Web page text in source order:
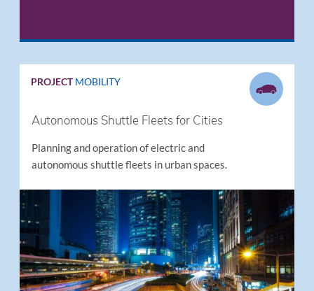
PROJECT MOBILITY
Autonomous Shuttle Fleets for Cities
Planning and operation of electric and
autonomous shuttle fleets in urban spaces.